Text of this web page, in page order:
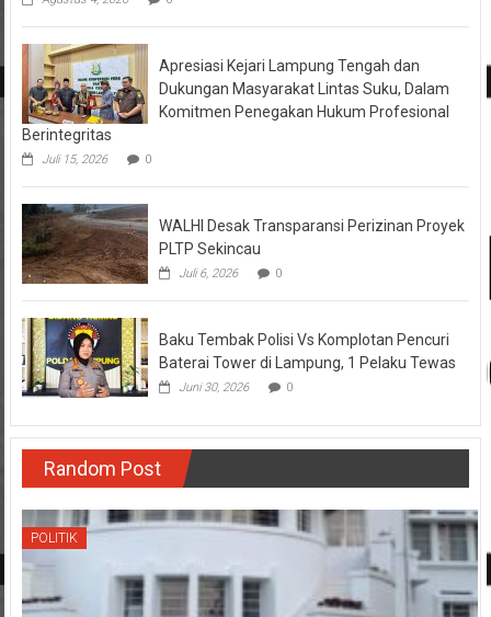
Apresiasi Kejari Lampung Tengah dan
Dukungan Masyarakat Lintas Suku, Dalam
Komitmen Penegakan Hukum Profesional
Berintegritas
Juli 15, 2026 0
WALHI Desak Transparansi Perizinan Proyek
PLTP Sekincau
Juli 6, 2026 0
Baku Tembak Polisi Vs Komplotan Pencuri
Baterai Tower di Lampung, 1 Pelaku Tewas
Juni 30, 2026 0
Random Post
POLITIK